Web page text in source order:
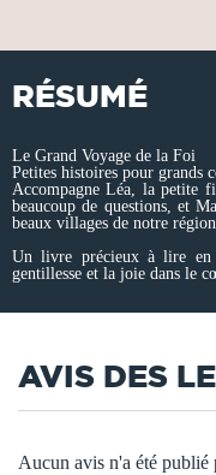
RÉSUMÉ
Le Grand Voyage de la Foi
Petites histoires pour grands
Accompagne Léa, la petite
beaucoup de questions, et
beaux villages de notre
Un livre précieux à lire
gentillesse et la joie dans le
AVIS DES
Aucun avis n'a été publié